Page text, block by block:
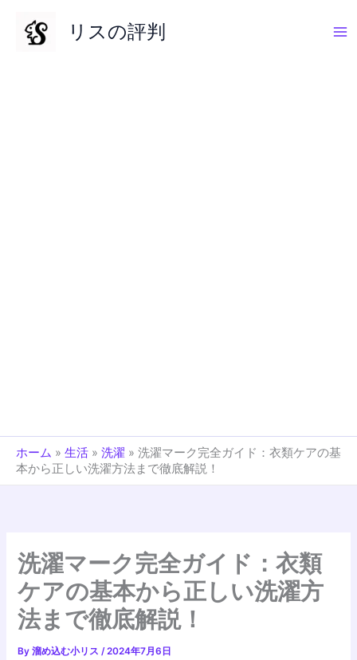
リスの評判
ホーム » 生活 » 洗濯 » 洗濯マーク完全ガイド：衣類ケアの基
本から正しい洗濯方法まで徹底解説！
洗濯マーク完全ガイド：衣類
ケアの基本から正しい洗濯方
法まで徹底解説！
By溜め込む小リス/2024年7月6日